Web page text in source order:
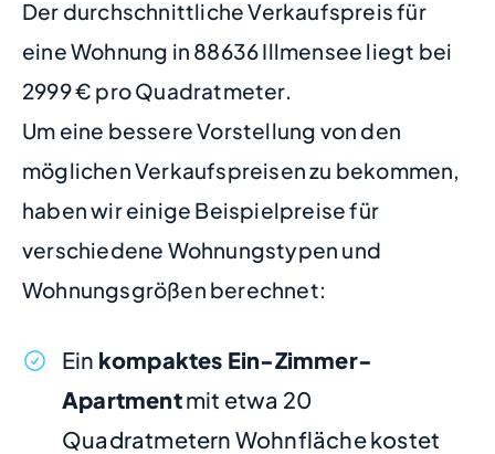
Der durchschnittliche Verkaufspreis für
eine Wohnung in 88636 Illmensee liegt bei
2999 € pro Quadratmeter.
Um eine bessere Vorstellung von den
möglichen Verkaufspreisen zu bekommen,
haben wir einige Beispielpreise für
verschiedene Wohnungstypen und
Wohnungsgrößen berechnet:
Ein kompaktes Ein-Zimmer-
Apartmentmit etwa 20
Quadratmetern Wohnfläche kostet